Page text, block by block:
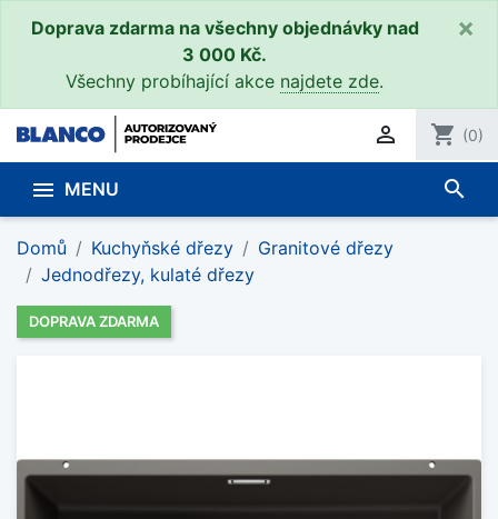
Doprava zdarma na všechny objednávky nad
3 000 Kč.
Všechny probíhající akce najdete zde.
×
 shopping_cart (0)
 MENU search
Domů Kuchyňské dřezy
Granitové dřezy
Jednodřezy, kulaté dřezy
DOPRAVA ZDARMA